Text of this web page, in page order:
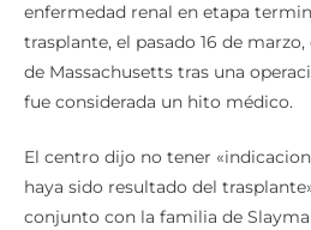
enfermedad renal en etapa
trasplante, el pasado 16 de
de Massachusetts tras una
fue considerada un hito médico.
El centro dijo no tener
haya sido resultado del
conjunto con la familia de